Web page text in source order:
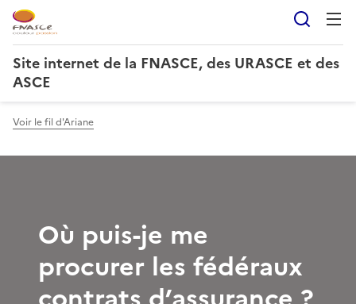
Site internet de la FNASCE, des URASCE et des
ASCE
Voir le fil d'Ariane
Où puis-je me
procurer les fédéraux